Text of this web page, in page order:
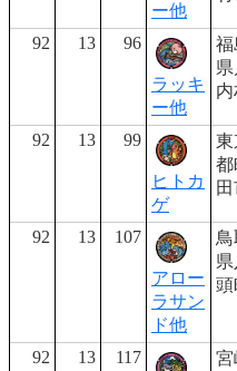
ー他
92 13 96
ラッキ
ー他
福
県
92 13 99
ヒトカ
ゲ
東
都
92 13 107
アロー
ラサン
ド他
鳥
県
頭
92 13 117
宮